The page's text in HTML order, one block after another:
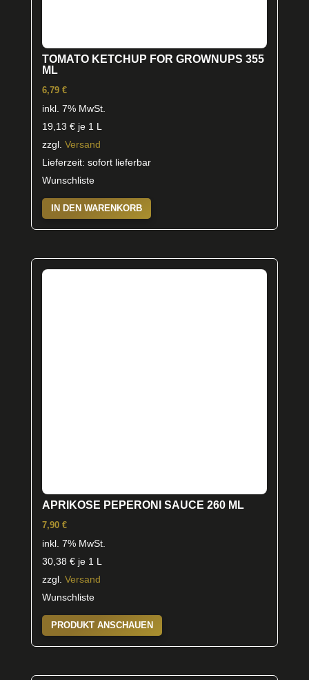
TOMATO KETCHUP FOR GROWNUPS 355
ML
6,79 €
inkl. 7% MwSt.
19,13 €je 1 L
zzgl. Versand
Lieferzeit: sofort lieferbar
Wunschliste
IN DEN WARENKORB
APRIKOSE PEPERONI SAUCE 260 ML
7,90 €
inkl. 7% MwSt.
30,38 €je 1 L
zzgl. Versand
Wunschliste
PRODUKT ANSCHAUEN